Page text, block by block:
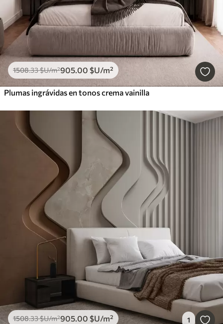
1508.33$U/m²905.00 $U/m²
Plumas ingrávidas en tonos crema vainilla
1508.33$U/m²905.00 $U/m² 1